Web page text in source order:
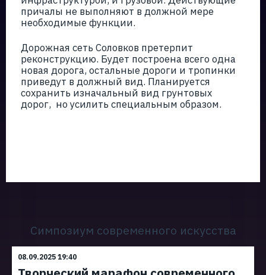
причалы не выполняют в должной мере
необходимые функции.
Дорожная сеть Соловков претерпит
реконструкцию. Будет построена всего одна
новая дорога, остальные дороги и тропинки
приведут в должный вид. Планируется
сохранить изначальный вид грунтовых
дорог, но усилить специальным образом.
Симпозиум современного искусства
08.09.2025 19:40